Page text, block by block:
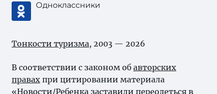
Одноклассники
Тонкости туризма, 2003 — 2026
В соответствии с законом об авторских
правах при цитировании материала
«Новости/Ребенка заставили переодеться в